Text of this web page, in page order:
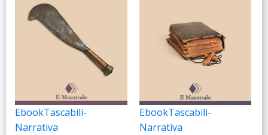
EbookTascabili-
Narrativa
EbookTascabili-
Narrativa